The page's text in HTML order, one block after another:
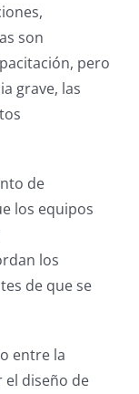
son
pero
grave, las
de
los equipos
los
de que se
entre la
diseño de